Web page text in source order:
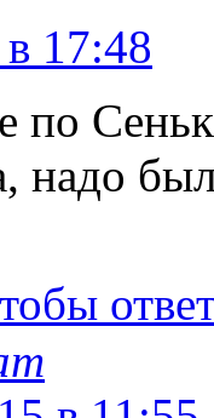
17:48
надо